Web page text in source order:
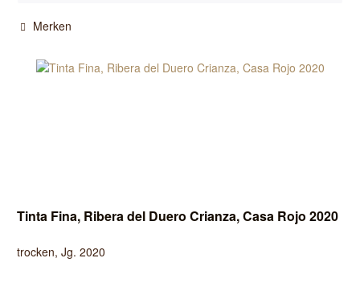
Merken
Tinta Fina, Ribera del Duero Crianza, Casa Rojo 2020
trocken, Jg. 2020